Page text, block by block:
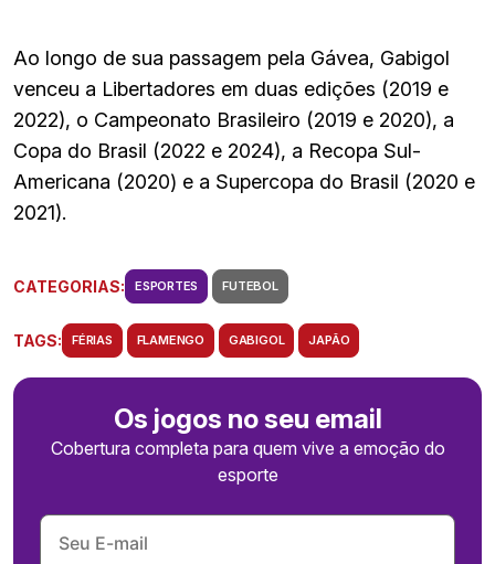
Ao longo de sua passagem pela Gávea, Gabigol
venceu a Libertadores em duas edições (2019 e
2022), o Campeonato Brasileiro (2019 e 2020), a
Copa do Brasil (2022 e 2024), a Recopa Sul-
Americana (2020) e a Supercopa do Brasil (2020 e
2021).
CATEGORIAS: ESPORTES FUTEBOL
TAGS: FÉRIAS FLAMENGO GABIGOL JAPÃO
Os jogos no seu email
Cobertura completa para quem vive a emoção do
esporte